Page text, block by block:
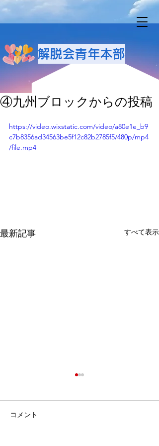
解脱会青年本部
④九州ブロックからの投稿
https://video.wixstatic.com/video/a80e1e_b9
c7b8356ad34563be5f12c82b2785f5/480p/mp4
/file.mp4
最新記事 すべて表示
コメント